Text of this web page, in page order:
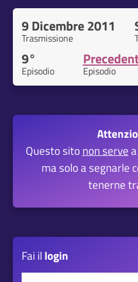
9 Dicembre 2011
Trasmissione
9°
Episodio Episodio
Questo sito non serve
ma solo a segnarle
tenerne
Fai il login